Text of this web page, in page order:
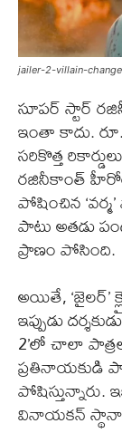
jailer-2-villain-
సూపర్ స్టార్
ఇంతా కాదు.
సరికొత్త
రజినీకాంత్
పోషించిన
పాటు అతడు
ప్రాణం పోసింది.
అయితే, ‘జైలర్’
ఇప్పుడు
2’లో చాలా
ప్రతినాయకుడి
పోషిస్తున్నారు.
వినాయకన్